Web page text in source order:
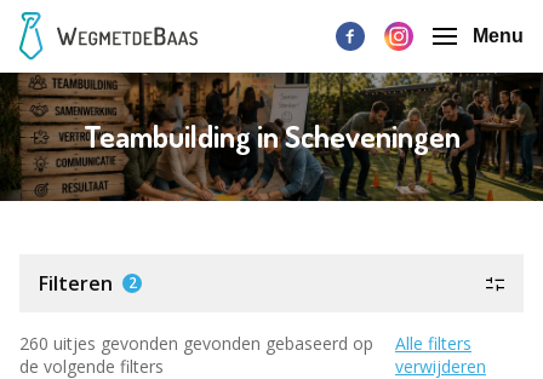
Menu
Teambuilding in Scheveningen
Filteren 2
260 uitjes gevonden gevonden gebaseerd op
de volgende filters
Alle filters
verwijderen